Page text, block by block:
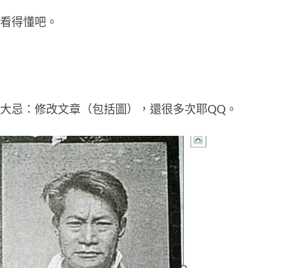
得懂吧。
忌：修改文章（包括圖），還很多次耶QQ。